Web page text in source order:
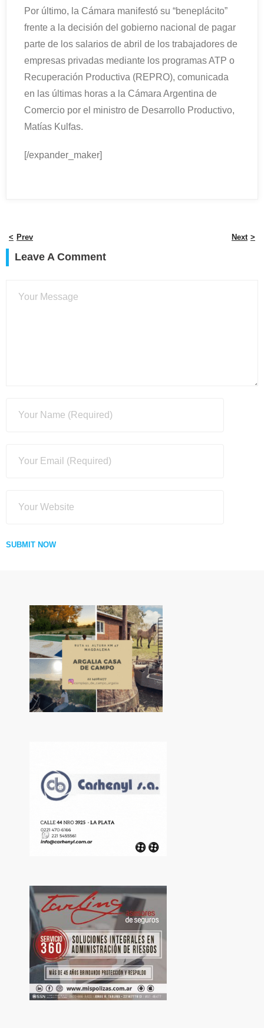
Por último, la Cámara manifestó su “beneplácito”
frente a la decisión del gobierno nacional de pagar
parte de los salarios de abril de los trabajadores de
empresas privadas mediante los programas ATP o
Recuperación Productiva (REPRO), comunicada
en las últimas horas a la Cámara Argentina de
Comercio por el ministro de Desarrollo Productivo,
Matías Kulfas.
[/expander_maker]
Prev Next
Leave A Comment